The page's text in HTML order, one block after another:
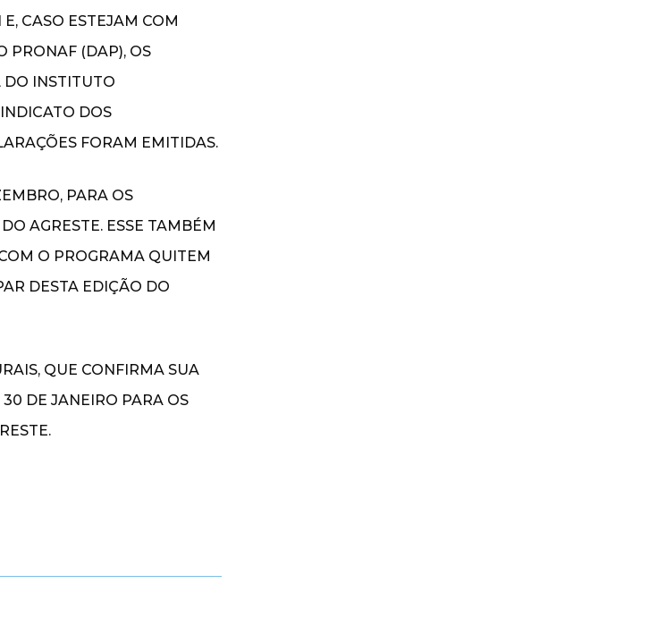
CASO ESTEJAM COM
PRONAF (DAP), OS
DO INSTITUTO
DOS
FORAM EMITIDAS.
PARA OS
AGRESTE. ESSE TAMBÉM
O PROGRAMA QUITEM
DESTA EDIÇÃO DO
QUE CONFIRMA SUA
DE JANEIRO PARA OS